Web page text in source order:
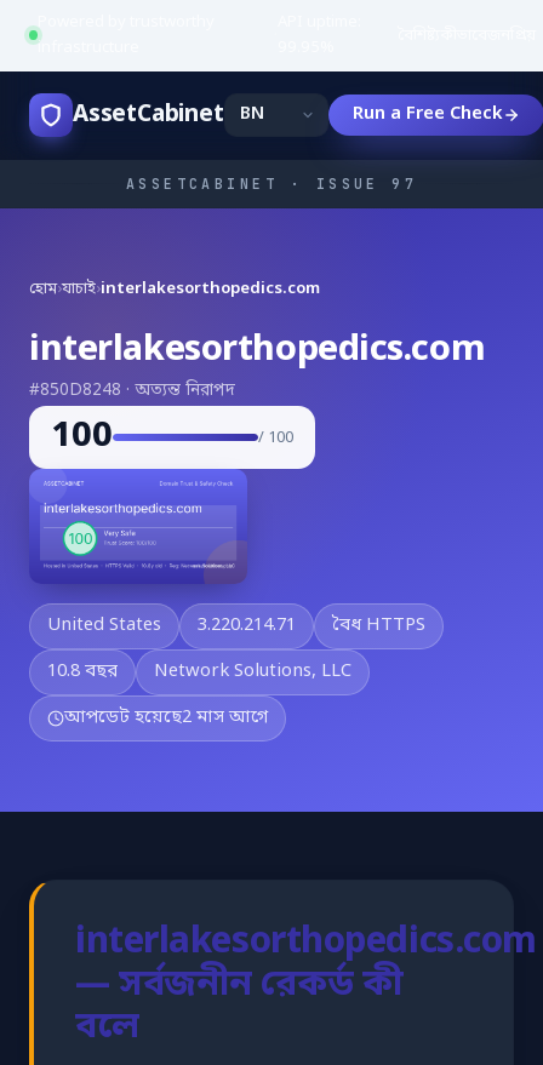
Powered by trustworthy
infrastructure
AssetCabinet Run a Free Check
ASSETCABINET · ISSUE 97
হোম›যাচাই›interlakesorthopedics.com
interlakesorthopedics.com
#850D8248 · অত্যন্ত নিরাপদ
100 / 100
United States 3.220.214.71
বৈধ HTTPS
10.8 বছর
Network Solutions, LLC
আপডেট হয়েছে2 মাস আগে
interlakesorthopedics.com
— সর্বজনীন রেকর্ড কী
বলে